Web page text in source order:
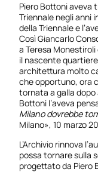
Piero Bottoni aveva
Triennale negli anni
della Triennale e
Così Giancarlo
a Teresa
il nascente
architettura molto
che opportuno, ora
tornata a galla dopo
Bottoni l’aveva
Milano dovrebbe
Milano», 10 marzo
L’Archivio rinnova
possa tornare sulla
progettato da Piero